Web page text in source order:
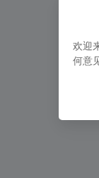
欢迎
何意